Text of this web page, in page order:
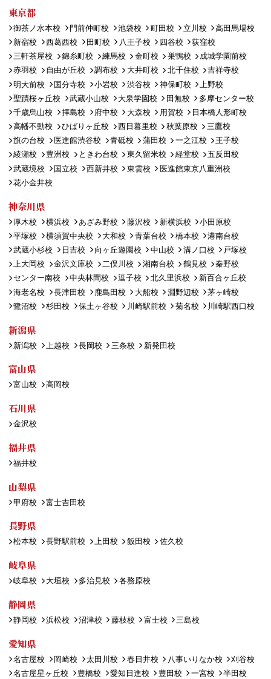
東京都
御茶ノ水本校 門前仲町校 池袋校 町田校 立川校
高田馬場校
新宿校
西葛西校 田町校 八王子校 四谷校
荻窪校
三軒茶屋校
錦糸町校 練馬校 金町校 巣鴨校
成城学園前校
赤羽校
自由が丘校 調布校 大井町校 北千住校
吉祥寺校
明大前校
国分寺校 小岩校 渋谷校 神保町校
上野校
聖蹟桜ヶ丘校
武蔵小山校 大泉学園校 田無校
多摩センター校
千歳烏山校
拝島校 府中校 大森校 用賀校
日本橋人形町校
高幡不動校
ひばりヶ丘校 西日暮里校 秋葉原校
三鷹校
旗の台校
医進館渋谷校 青砥校 蒲田校 一之江校
王子校
綾瀬校
豊洲校 ときわ台校 東久留米校 経堂校
五反田校
武蔵境校
国立校 西新井校 東雲校
医進館東京八重洲校
花小金井校
神奈川県
厚木校 横浜校 あざみ野校 藤沢校 新横浜校
小田原校
平塚校
横須賀中央校 大和校 青葉台校 橋本校
港南台校
武蔵小杉校
日吉校 向ヶ丘遊園校 中山校 溝ノ口校
戸塚校
上大岡校
金沢文庫校 二俣川校 湘南台校 鶴見校
秦野校
センター南校
中央林間校 逗子校 北久里浜校
新百合ヶ丘校
海老名校
長津田校 鹿島田校 大船校 淵野辺校
茅ヶ崎校
鷺沼校
杉田校 保土ヶ谷校 川崎駅前校 菊名校 川崎駅西口校
新潟県
新潟校 上越校 長岡校 三条校 新発田校
富山県
富山校 高岡校
石川県
金沢校
福井県
福井校
山梨県
甲府校 富士吉田校
長野県
松本校 長野駅前校 上田校 飯田校 佐久校
岐阜県
岐阜校 大垣校 多治見校 各務原校
静岡県
静岡校 浜松校 沼津校 藤枝校 富士校 三島校
愛知県
名古屋校 岡崎校 太田川校 春日井校 八事いりなか校
刈谷校
名古屋星ヶ丘校
豊橋校 愛知日進校 豊田校 一宮校
半田校